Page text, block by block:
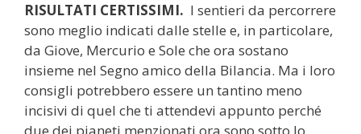
RISULTATI CERTISSIMI. I sentieri da percorrere
sono meglio indicati dalle stelle e, in particolare,
da Giove, Mercurio e Sole che ora sostano
insieme nel Segno amico della Bilancia. Ma i loro
consigli potrebbero essere un tantino meno
incisivi di quel che ti attendevi appunto perché